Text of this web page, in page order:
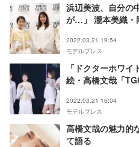
浜辺美波、自分の
が…」 瀧本美織・
2022.03.21 19:54
モデルプレス
「ドクターホワ
絵・高橋文哉「
2022.03.21 16:04
モデルプレス
高橋文哉の魅力的
て語る